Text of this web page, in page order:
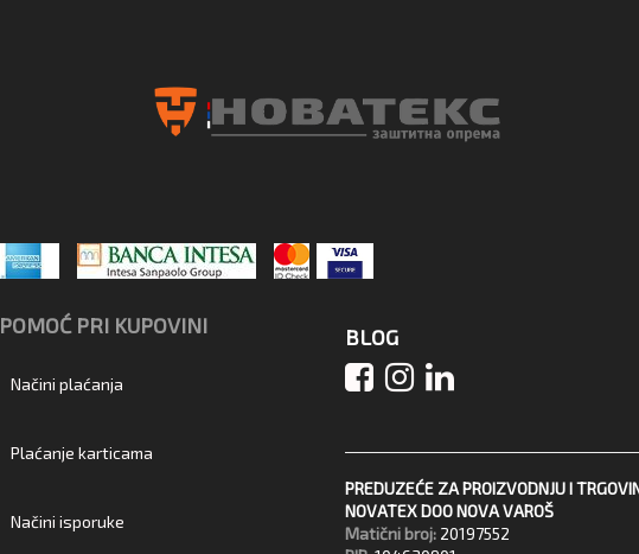
POMOĆ PRI KUPOVINI
Načini plaćanja
Plaćanje karticama
Načini isporuke
BLOG
PREDUZEĆE ZA PROIZVODNJU I
NOVATEX DOO NOVA VAROŠ
Matični broj: 20197552